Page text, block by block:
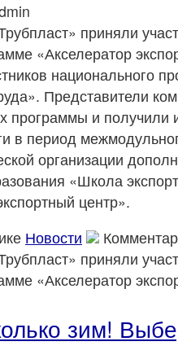
приняли
«Акселератор
национального
Представители
программы и
в период
организации
«Школа
центр».
Новости
приняли
«Акселератор
зим!